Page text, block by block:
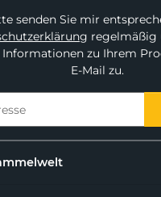
senden Sie mir
regelmäßig
zu Ihrem
E-Mail zu.